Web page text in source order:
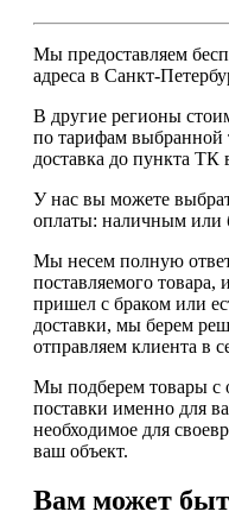
Мы предоставляем
адреса в Санкт-
В другие регионы
по тарифам выбранной
доставка до пункта ТК
У нас вы можете
оплаты: наличным или
Мы несем полную
поставляемого товара,
пришел с браком или
доставки, мы берем
отправляем клиента в
Мы подберем товары с
поставки именно для
необходимое для
ваш объект.
Вам может